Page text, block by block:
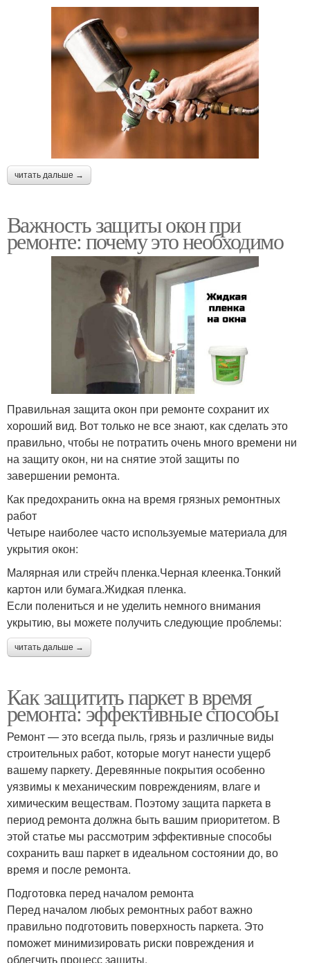
читать дальше →
Важность защиты окон при
ремонте: почему это необходимо
Правильная защита окон при ремонте сохранит их
хороший вид. Вот только не все знают, как сделать это
правильно, чтобы не потратить очень много времени ни
на защиту окон, ни на снятие этой защиты по
завершении ремонта.
Как предохранить окна на время грязных ремонтных
работ
Четыре наиболее часто используемые материала для
укрытия окон:
Малярная или стрейч пленка.Черная клеенка.Тонкий
картон или бумага.Жидкая пленка.
Если полениться и не уделить немного внимания
укрытию, вы можете получить следующие проблемы:
читать дальше →
Как защитить паркет в время
ремонта: эффективные способы
Ремонт — это всегда пыль, грязь и различные виды
строительных работ, которые могут нанести ущерб
вашему паркету. Деревянные покрытия особенно
уязвимы к механическим повреждениям, влаге и
химическим веществам. Поэтому защита паркета в
период ремонта должна быть вашим приоритетом. В
этой статье мы рассмотрим эффективные способы
сохранить ваш паркет в идеальном состоянии до, во
время и после ремонта.
Подготовка перед началом ремонта
Перед началом любых ремонтных работ важно
правильно подготовить поверхность паркета. Это
поможет минимизировать риски повреждения и
облегчить процесс защиты.